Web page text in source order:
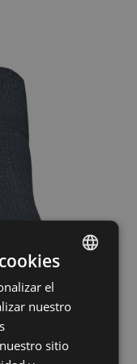
ENGLISH
CZECH
HUNGARIAN
el
nuestro
sitio